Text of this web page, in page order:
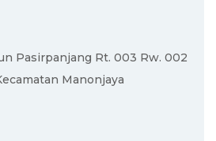
Pasirpanjang Rt. 003 Rw. 002
Manonjaya